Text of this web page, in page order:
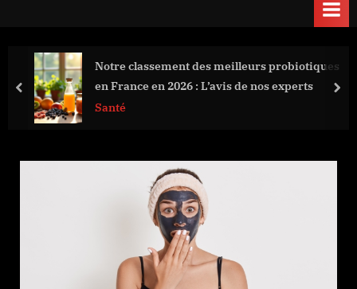
Notre classement des meilleurs probiotiques
en France en 2026 : L’avis de nos experts
Santé
prev next